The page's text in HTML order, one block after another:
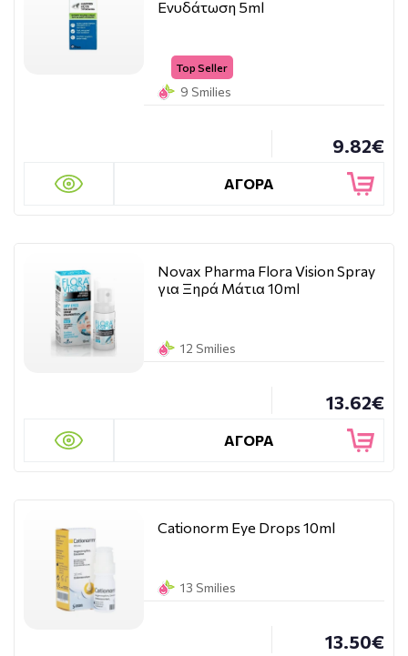
Ενυδάτωση 5ml
Top Seller
9 Smilies
9.82€
ΑΓΟΡΑ
Novax Pharma Flora Vision Spray
για Ξηρά Μάτια 10ml
12 Smilies
13.62€
ΑΓΟΡΑ
Cationorm Eye Drops 10ml
13 Smilies
13.50€